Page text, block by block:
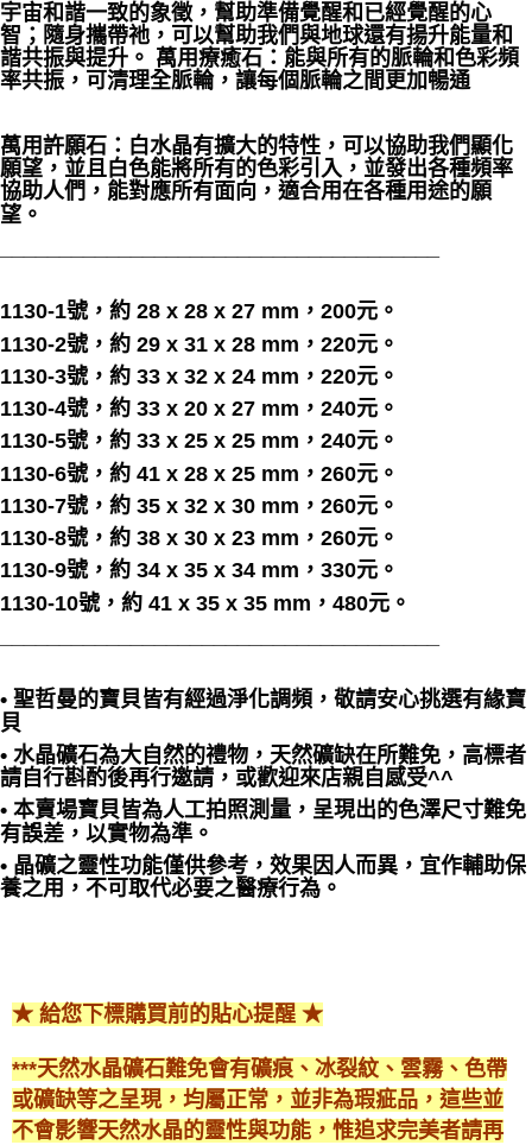
宇宙和諧一致的象徵，幫助準備覺醒和已經覺醒的心
智；隨身攜帶祂，可以幫助我們與地球還有揚升能量和
諧共振與提升。 萬用療癒石：能與所有的脈輪和色彩頻
率共振，可清理全脈輪，讓每個脈輪之間更加暢通
萬用許願石：白水晶有擴大的特性，可以協助我們顯化
願望，並且白色能將所有的色彩引入，並發出各種頻率
協助人們，能對應所有面向，適合用在各種用途的願
望。
1130-1號，約 28 x 28 x 27 mm，200元。
1130-2號，約 29 x 31 x 28 mm，220元。
1130-3號，約 33 x 32 x 24 mm，220元。
1130-4號，約 33 x 20 x 27 mm，240元。
1130-5號，約 33 x 25 x 25 mm，240元。
1130-6號，約 41 x 28 x 25 mm，260元。
1130-7號，約 35 x 32 x 30 mm，260元。
1130-8號，約 38 x 30 x 23 mm，260元。
1130-9號，約 34 x 35 x 34 mm，330元。
1130-10號，約 41 x 35 x 35 mm，480元。
• 聖哲曼的寶貝皆有經過淨化調頻，敬請安心挑選有緣寶
貝
• 水晶礦石為大自然的禮物，天然礦缺在所難免，高標者
請自行斟酌後再行邀請，或歡迎來店親自感受^^
• 本賣場寶貝皆為人工拍照測量，呈現出的色澤尺寸難免
有誤差，以實物為準。
• 晶礦之靈性功能僅供參考，效果因人而異，宜作輔助保
養之用，不可取代必要之醫療行為。
★ 給您下標購買前的貼心提醒 ★
***天然水晶礦石難免會有礦痕、冰裂紋、雲霧、色帶
或礦缺等之呈現，均屬正常，並非為瑕疵品，這些並
不會影響天然水晶的靈性與功能，惟追求完美者請再